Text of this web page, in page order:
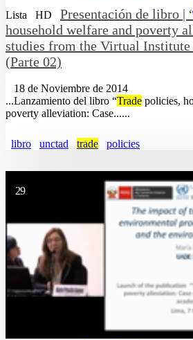
Lista HD Presentación de libro |
household welfare and poverty
studies from the Virtual Institute
(Parte 02)
18 de Noviembre de 2014
...Lanzamiento del libro “Trade policies,
poverty alleviation: Case......
libro unctad trade policies
29